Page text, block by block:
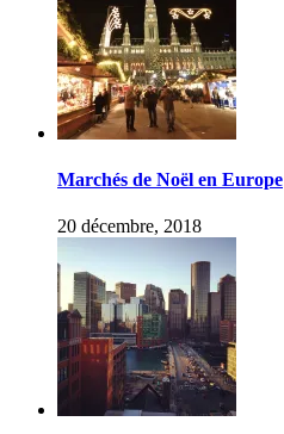
Marchés de Noël en Europe
20 décembre, 2018